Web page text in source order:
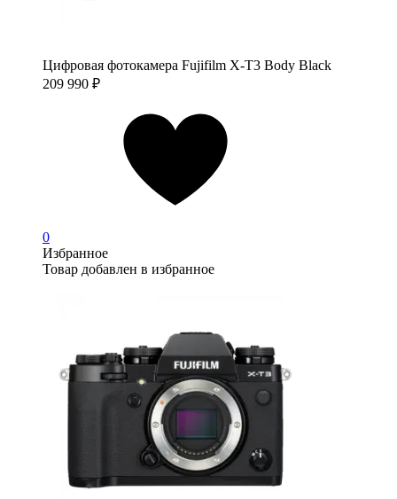
Цифровая фотокамера Fujifilm X-T3 Body Black
209 990 ₽
0
Избранное
Товар добавлен в избранное